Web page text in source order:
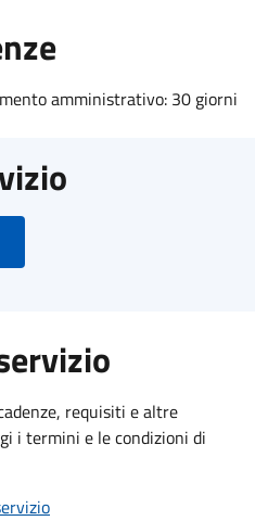
amministrativo: 30 giorni
requisiti e altre
i termini e le condizioni di